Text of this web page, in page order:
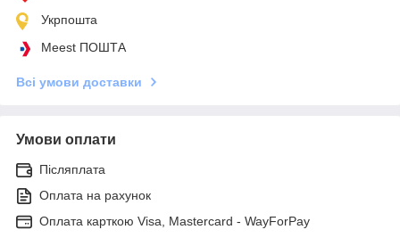
Укрпошта
Meest ПОШТА
Всі умови доставки
Умови оплати
Післяплата
Оплата на рахунок
Оплата карткою Visa, Mastercard - WayForPay